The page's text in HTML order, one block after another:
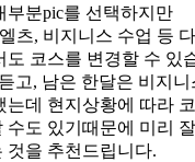
부분pic를 선택하지만
츠, 비지니스 수업 등
도 코스를 변경할 수 있
고, 남은 한달은 비지
는데 현지상황에 따라
수도 있기때문에 미리
것을 추천드립니다.